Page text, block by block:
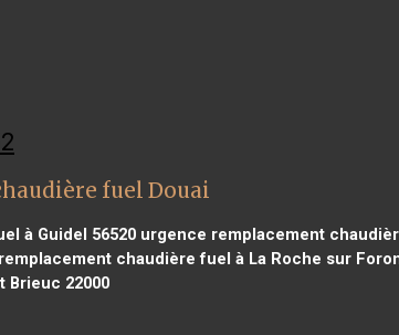
fuel Douai
à Guidel 56520 urgence remplacement
chaudière fuel à La Roche sur
22000